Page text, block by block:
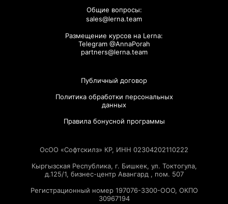
Общие вопросы:
sales@lerna.team
Размещение курсов на Lerna:
Telegram @AnnaPorah
partners@lerna.team
Публичный договор
Политика обработки персональных
данных
Правила бонусной программы
ОсОО «Софтскилз» КР, ИНН 02304202110222
Кыргызская Республика, г. Бишкек, ул. Токтогула,
д.125/1, бизнес-центр Авангард , пом. 507
Регистрационный номер 197076-3300-ООО, ОКПО
30967194